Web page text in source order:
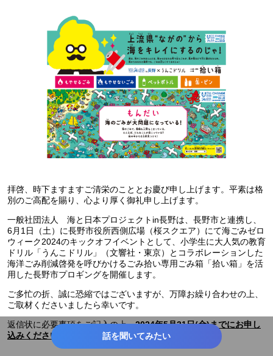
拝啓、時下ますますご清栄のこととお慶び申し上げます。平素は格
別のご高配を賜り、心より厚く御礼申し上げます。
一般社団法人 海と日本プロジェクトin長野は、長野市と連携し、
6月1日（土）に長野市役所西側広場（桜スクエア）にて海ごみゼロ
ウィーク2024のキックオフイベントとして、小学生に大人気の教育
ドリル「うんこドリル」（文響社・東京）とコラボレーションした
海洋ごみ削減啓発を呼びかけるごみ拾い専用ごみ箱「拾い箱」を活
用した長野市プロギングを開催します。
ご多忙の折、誠に恐縮ではございますが、万障お繰り合わせの上、
ご取材くださいましたら幸いです。
返信状に必要事項をご記入の上、2024年5月31日(金)までにお申し
込みくださいますようお願い申し上げます。
話を聞いてみたい